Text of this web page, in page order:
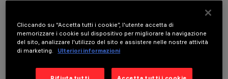
COMPONENTI OPZIONALI
Cliccando su “Accetta tutti i cookie”, l'utente accetta di
memorizzare i cookie sul dispositivo per migliorare la navigazione
del sito, analizzare l'utilizzo del sito e assistere nelle nostre attività
di marketing. Ulteriori informazioni